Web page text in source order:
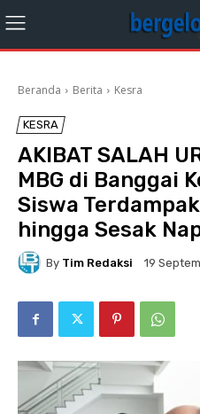
Beranda Berita Kesra
KESRA
AKIBAT SALAH
MBG di Banggai
Siswa
hingga Sesak
By Tim Redaksi 19